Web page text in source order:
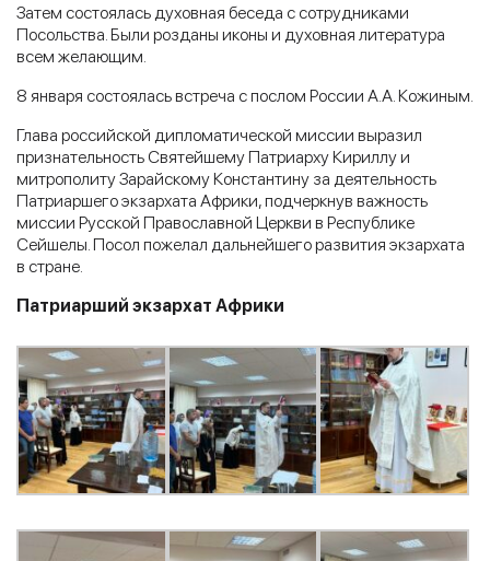
Затем состоялась духовная беседа с сотрудниками
Посольства. Были розданы иконы и духовная литература
всем желающим.
8 января состоялась встреча с послом России А.А. Кожиным.
Глава российской дипломатической миссии выразил
признательность Святейшему Патриарху Кириллу и
митрополиту Зарайскому Константину за деятельность
Патриаршего экзархата Африки, подчеркнув важность
миссии Русской Православной Церкви в Республике
Сейшелы. Посол пожелал дальнейшего развития экзархата
в стране.
Патриарший экзархат Африки